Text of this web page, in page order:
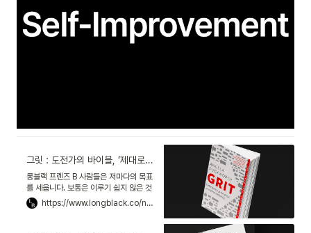
그릿 : 도전가의 바이블, ‘제대로 노력하는 법’을 읽다
롱블랙 프렌즈 B 사람들은 저마다의 목표
를 세웁니다. 보통은 이루기 쉽지 않은 것
부터 떠올리죠. 모든 일이 술술 풀릴 땐 목
표를 향해 달리는 것도 힘겹지 않아요. 하
https://www.longblack.co/note/1157